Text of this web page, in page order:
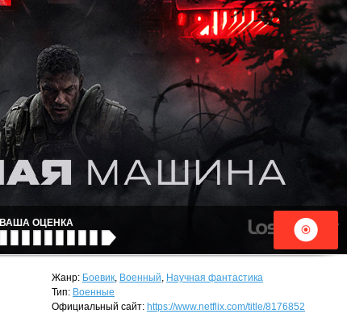
ВАША ОЦЕНКА
Жанр: Боевик, Военный, Научная фантастика
Тип: Военные
Официальный сайт: https://www.netflix.com/title/8176852